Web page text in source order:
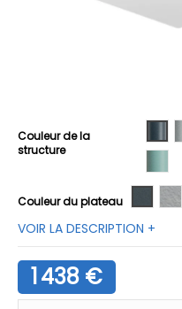
Couleur de la
structure
Couleur du plateau M01
VOIR LA DESCRIPTION +
1 438 €